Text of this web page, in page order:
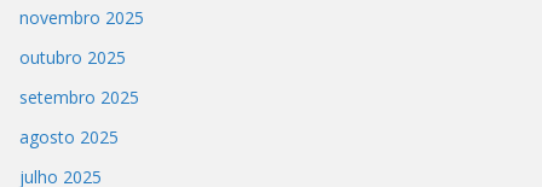
novembro 2025
outubro 2025
setembro 2025
agosto 2025
julho 2025